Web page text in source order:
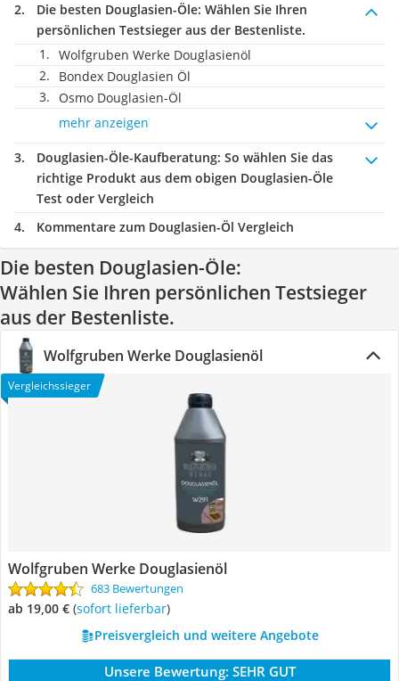
Die besten Douglasien-Öle: Wählen Sie Ihren
persönlichen Testsieger aus der Bestenliste.
Wolfgruben Werke Douglasienöl
Bondex Douglasien Öl
Osmo Douglasien-Öl
mehr anzeigen
Douglasien-Öle-Kaufberatung: So wählen Sie das
richtige Produkt aus dem obigen Douglasien-Öle
Test oder Vergleich
Kommentare zum Douglasien-Öl Vergleich
Die besten Douglasien-Öle:
Wählen Sie Ihren persönlichen Testsieger
aus der Bestenliste.
Wolfgruben Werke Douglasienöl
Vergleichssieger
Wolfgruben Werke Douglasienöl
683 Bewertungen
ab 19,00 € ( Sofort lieferbar)
Preisvergleich und weitere Angebote
Unsere Bewertung: SEHR GUT